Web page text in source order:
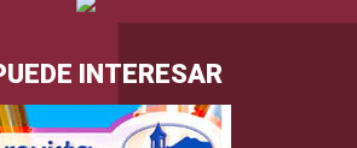
INTERESAR